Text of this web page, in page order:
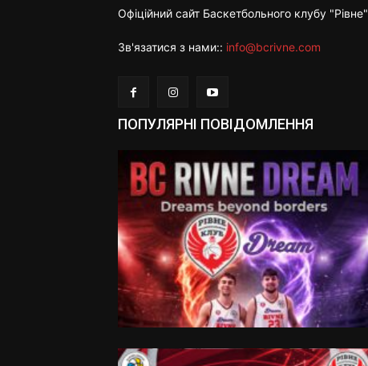
Офіційний сайт Баскетбольного клубу "Рівне"
Зв'язатися з нами:: info@bcrivne.com
ПОПУЛЯРНІ ПОВІДОМЛЕННЯ